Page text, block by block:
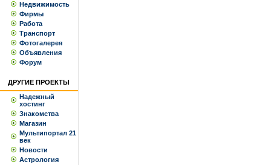
Недвижимость
Фирмы
Работа
Транспорт
Фотогалерея
Объявления
Форум
ДРУГИЕ ПРОЕКТЫ
Надежный
хостинг
Знакомства
Магазин
Мультипортал 21
век
Новости
Астрология